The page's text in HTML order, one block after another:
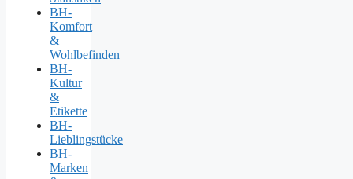
BH-
Komfort
&
Wohlbefinden
BH-
Kultur
&
Etikette
BH-
Lieblingstücke
BH-
Marken